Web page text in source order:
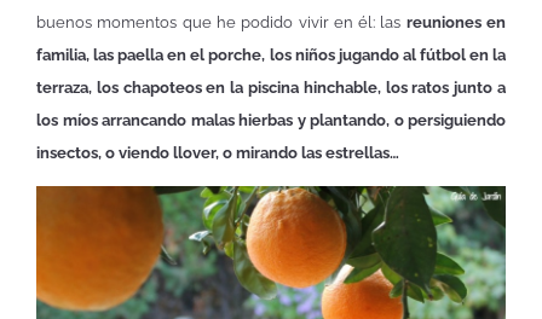
buenos momentos que he podido vivir en él: las reuniones en
familia, las paella en el porche, los niños jugando al fútbol en la
terraza, los chapoteos en la piscina hinchable, los ratos junto a
los míos arrancando malas hierbas y plantando, o persiguiendo
insectos, o viendo llover, o mirando las estrellas…